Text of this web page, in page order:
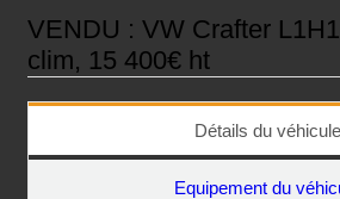
VENDU : VW Crafter
clim, 15 400€ ht
Détails du véhicule
Equipement du